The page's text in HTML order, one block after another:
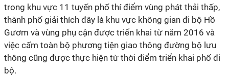
trong khu vực 11 tuyến phố thí điểm vùng phát thải thấp,
thành phố giải thích đây là khu vực không gian đi bộ Hồ
Gươm và vùng phụ cận được triển khai từ năm 2016 và
việc cấm toàn bộ phương tiện giao thông đường bộ lưu
thông cũng được thực hiện từ thời điểm triển khai phố đi
bộ.